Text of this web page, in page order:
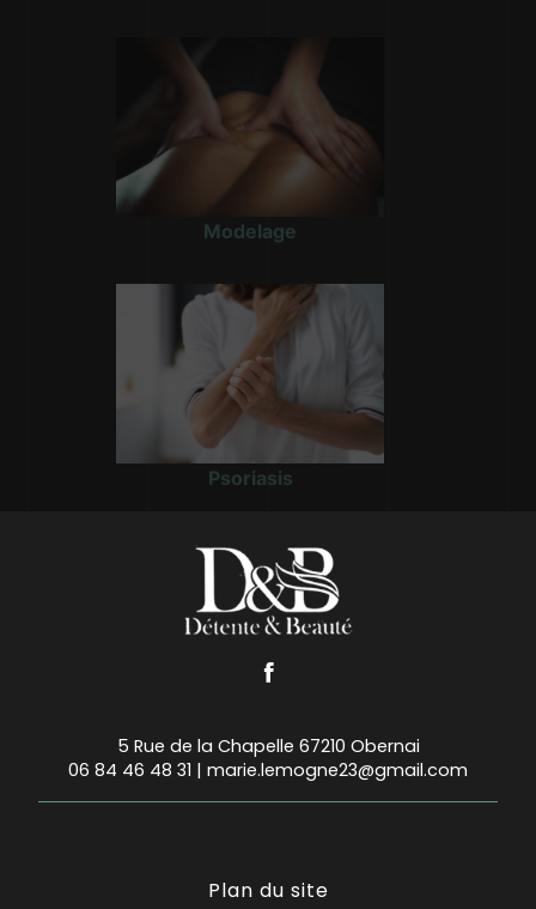
Modelage
Psoriasis
5 Rue de la Chapelle 67210 Obernai
06 84 46 48 31 | marie.lemogne23@gmail.com
Plan du site